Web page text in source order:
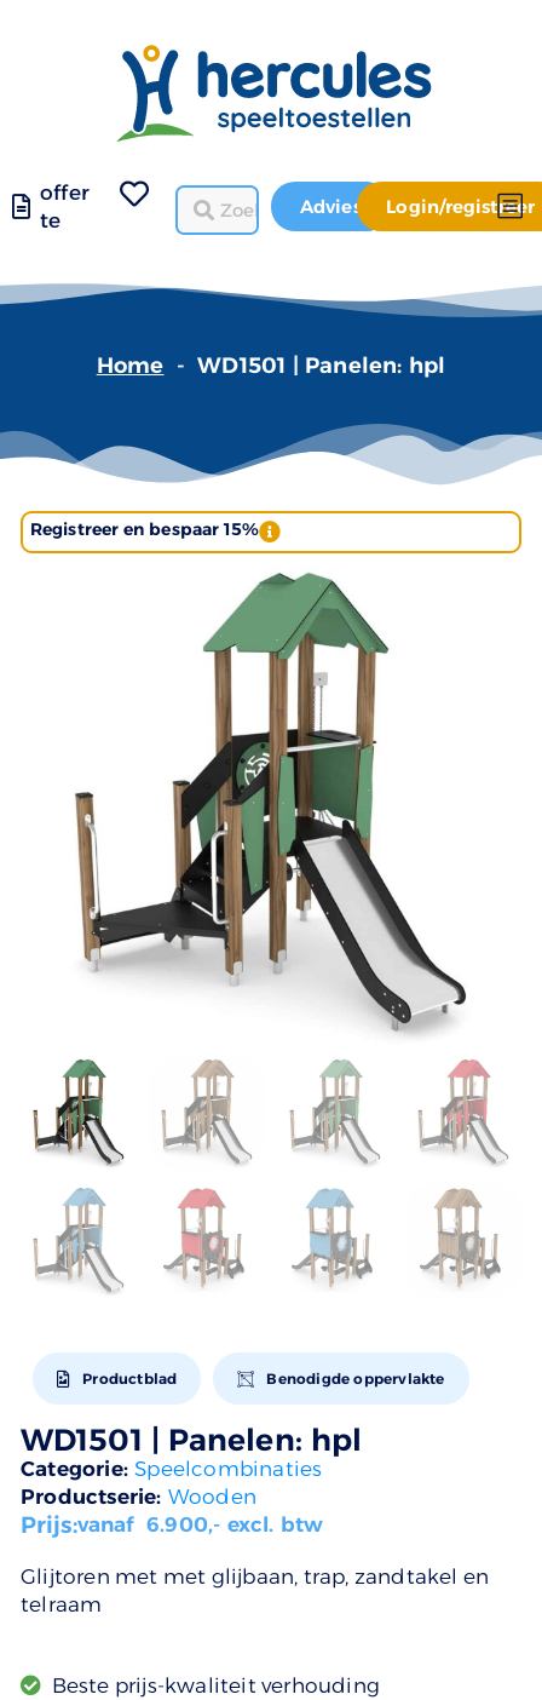
offer
te
Advies Login/registreer
Home - WD1501 | Panelen: hpl
Registreer en bespaar 15%
Productblad Benodigde oppervlakte
WD1501 | Panelen: hpl
Categorie:Speelcombinaties
Productserie: Wooden
Prijs:vanaf 6.900,- excl. btw
Glijtoren met met glijbaan, trap, zandtakel en
telraam
Beste prijs-kwaliteit verhouding